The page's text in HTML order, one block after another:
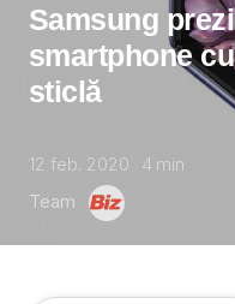
Samsung
smartphone
sticlă
12 feb. 2020 4 min
Team